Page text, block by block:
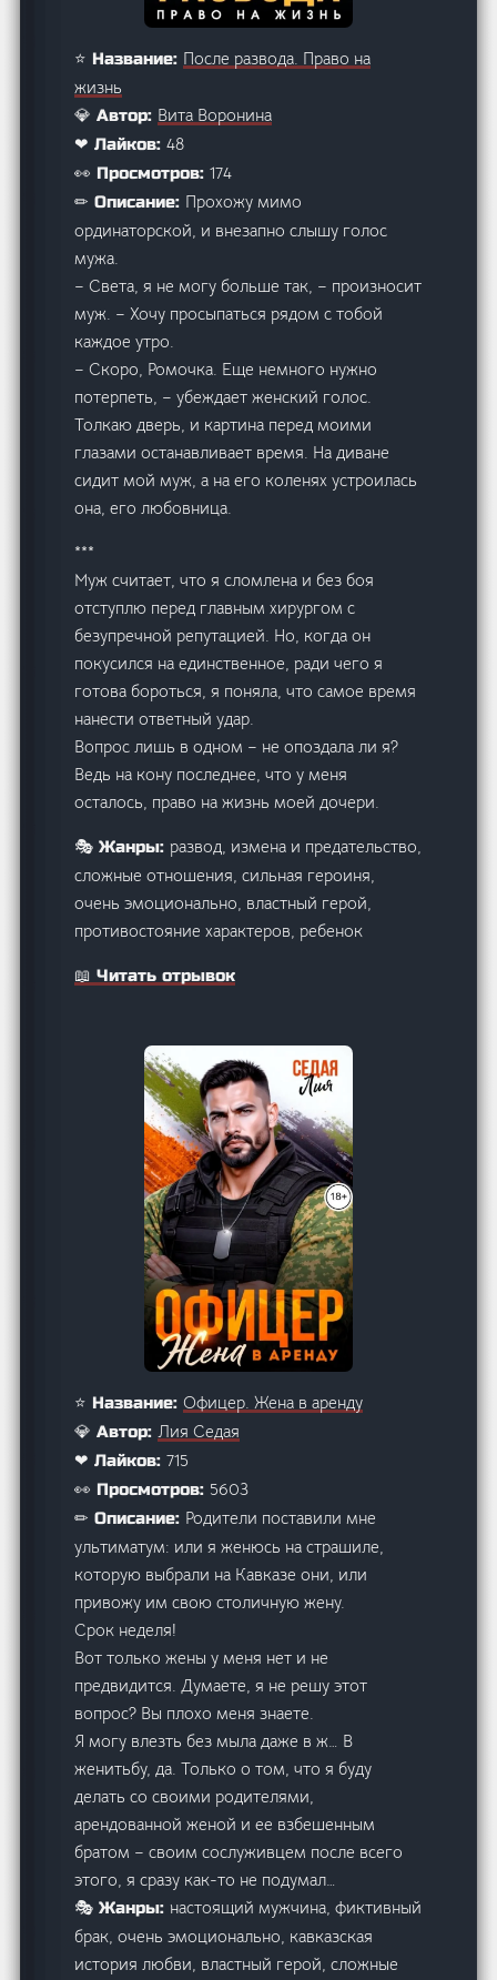
⭐ Название: После развода. Право на
жизнь
💎 Автор: Вита Воронина
❤ Лайков:48
👀 Просмотров:174
✏ Описание: Прохожу мимо
ординаторской, и внезапно слышу голос
мужа.
– Света, я не могу больше так, – произносит
муж. – Хочу просыпаться рядом с тобой
каждое утро.
– Скоро, Ромочка. Еще немного нужно
потерпеть, – убеждает женский голос.
Толкаю дверь, и картина перед моими
глазами останавливает время. На диване
сидит мой муж, а на его коленях устроилась
она, его любовница.
***
Муж считает, что я сломлена и без боя
отступлю перед главным хирургом с
безупречной репутацией. Но, когда он
покусился на единственное, ради чего я
готова бороться, я поняла, что самое время
нанести ответный удар.
Вопрос лишь в одном – не опоздала ли я?
Ведь на кону последнее, что у меня
осталось, право на жизнь моей дочери.
🎭 Жанры:развод, измена и предательство,
сложные отношения, сильная героиня,
очень эмоционально, властный герой,
противостояние характеров, ребенок
📖 Читать отрывок
⭐ Название:Офицер. Жена в аренду
💎 Автор:Лия Седая
❤ Лайков:715
👀 Просмотров: 5603
✏ Описание: Родители поставили мне
ультиматум: или я женюсь на страшиле,
которую выбрали на Кавказе они, или
привожу им свою столичную жену.
Срок неделя!
Вот только жены у меня нет и не
предвидится. Думаете, я не решу этот
вопрос? Вы плохо меня знаете.
Я могу влезть без мыла даже в ж… В
женитьбу, да. Только о том, что я буду
делать со своими родителями,
арендованной женой и ее взбешенным
братом – своим сослуживцем после всего
этого, я сразу как-то не подумал…
🎭 Жанры:настоящий мужчина, фиктивный
брак, очень эмоционально, кавказская
история любви, властный герой, сложные